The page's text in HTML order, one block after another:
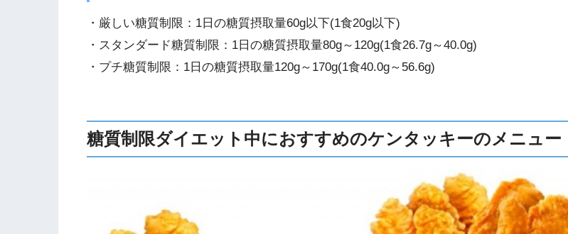
・厳しい糖質制限：1日の糖質摂取量60g以下(1食20g以下)
・スタンダード糖質制限：1日の糖質摂取量80g～120g(1食26.7g～40.0g)
・プチ糖質制限：1日の糖質摂取量120g～170g(1食40.0g～56.6g)
糖質制限ダイエット中におすすめのケンタッキーのメニュー